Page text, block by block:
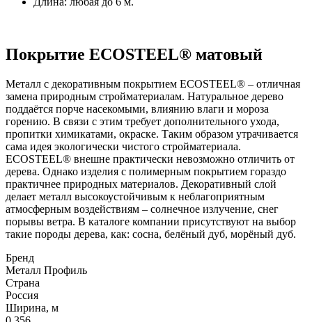
Покрытие ECOSTEEL® матовый
Металл с декоративным покрытием ECOSTEEL® – отличная
замена природным стройматериалам. Натуральное дерево
поддаётся порче насекомыми, влиянию влаги и мороза
горению. В связи с этим требует дополнительного ухода,
пропитки химикатами, окраске. Таким образом утрачивается
сама идея экологически чистого стройматериала.
ECOSTEEL® внешне практически невозможно отличить от
дерева. Однако изделия с полимерным покрытием гораздо
практичнее природных материалов. Декоративный слой
делает металл высокоустойчивым к неблагоприятным
атмосферным воздействиям – солнечное излучение, снег
порывы ветра. В каталоге компании присутствуют на выбор
такие породы дерева, как: сосна, белёный дуб, морёный дуб.
Бренд
Металл Профиль
Страна
Россия
Ширина, м